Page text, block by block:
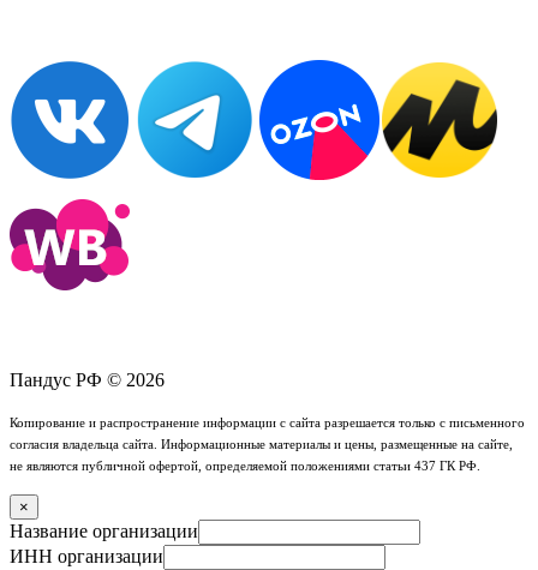
Пандус РФ © 2026
Копирование и распространение информации с сайта разрешается только с письменного
согласия владельца сайта. Информационные материалы и цены, размещенные на сайте,
не являются публичной офертой, определяемой положениями статьи 437 ГК РФ.
×
Название организации
ИНН организации